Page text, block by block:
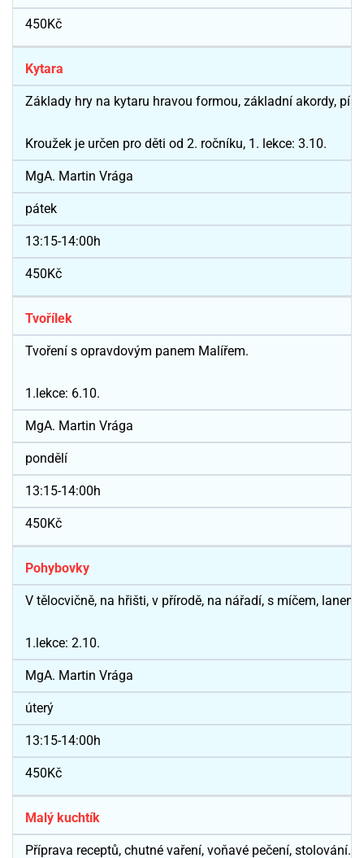
450Kč
Kytara
Základy hry na kytaru hravou formou, základní akordy,
Kroužek je určen pro děti od 2. ročníku, 1. lekce: 3.10.
MgA. Martin Vrága
pátek
13:15-14:00h
450Kč
Tvořílek
Tvoření s opravdovým panem Malířem.
1.lekce: 6.10.
MgA. Martin Vrága
pondělí
13:15-14:00h
450Kč
Pohybovky
V tělocvičně, na hřišti, v přírodě, na nářadí, s míčem,
1.lekce: 2.10.
MgA. Martin Vrága
úterý
13:15-14:00h
450Kč
Malý kuchtík
Příprava receptů, chutné vaření, voňavé pečení, stolování...